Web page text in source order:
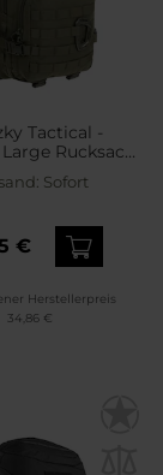
Tactical -
Rucksack
l - OliveSofort
€
Herstellerpreis
34,86 €